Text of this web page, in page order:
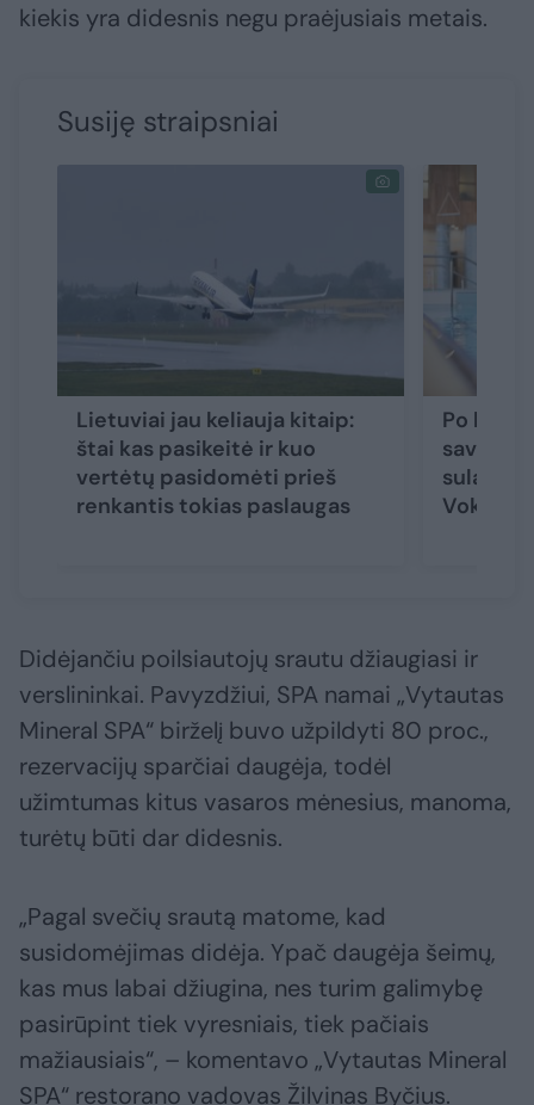
kiekis yra didesnis negu praėjusiais metais.
Susiję straipsniai
Lietuviai jau keliauja kitaip:
štai kas pasikeitė ir kuo
vertėtų pasidomėti prieš
renkantis tokias paslaugas
Po
savo –
sulaukė
Didėjančiu poilsiautojų srautu džiaugiasi ir
verslininkai. Pavyzdžiui, SPA namai „Vytautas
Mineral SPA“ birželį buvo užpildyti 80 proc.,
rezervacijų sparčiai daugėja, todėl
užimtumas kitus vasaros mėnesius, manoma,
turėtų būti dar didesnis.
„Pagal svečių srautą matome, kad
susidomėjimas didėja. Ypač daugėja šeimų,
kas mus labai džiugina, nes turim galimybę
pasirūpint tiek vyresniais, tiek pačiais
mažiausiais“, – komentavo „Vytautas Mineral
SPA“ restorano vadovas Žilvinas Byčius.